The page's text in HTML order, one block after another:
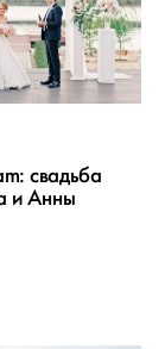
свадьба
и Анны